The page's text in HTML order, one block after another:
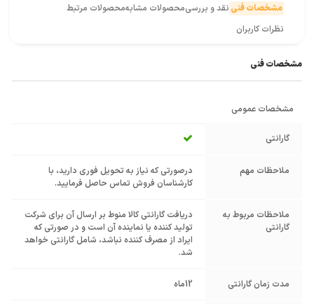
مشخصات فنی نقد و بررسیمحصولات مشابهمحصولات مرتبط
نظرات کاربران
مشخصات فنی
مشخصات عمومی
گارانتی
ملاحظات مهم
درصورتی که نیاز به تحویل فوری دارید، با
کارشناسان فروش تماس حاصل فرمایید.
ملاحظات مربوط به
گارانتی
دریافت گارانتی کالا منوط بر ارسال آن برای شرکت
تولید کننده یا نماینده آن است و در صورتی که
ایراد از مصرف کننده نباشد، شامل گارانتی خواهد
شد.
مدت زمان گارانتی 12ماه